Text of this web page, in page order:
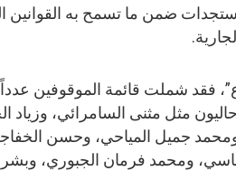
ضمن ما تسمح به القوانين
فقد شملت قائمة الموقوفين
مثل مثنى السامرائي، وزياد
جميل المياحي، وحسن
ومحمد فرمان الجبوري،